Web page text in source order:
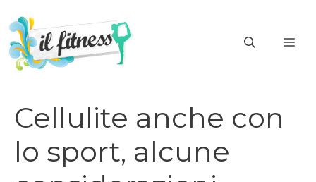
contenuto
Cellulite anche con
lo sport, alcune